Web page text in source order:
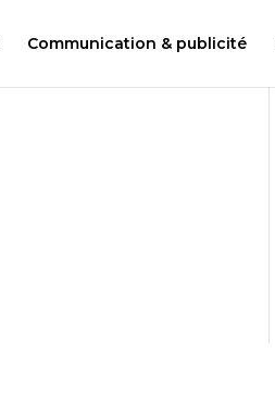
Communication & publicité